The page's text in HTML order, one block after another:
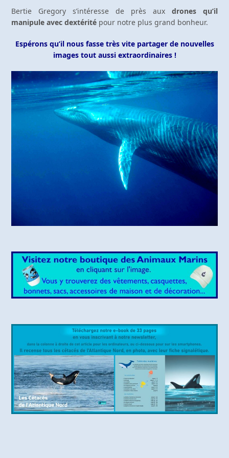
Bertie Gregory s’intéresse de près aux drones qu’il
manipule avec dextérité pour notre plus grand bonheur.
Espérons qu’il nous fasse très vite partager de nouvelles
images tout aussi extraordinaires !